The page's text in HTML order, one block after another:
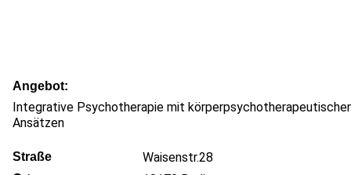
Angebot
Integrative Psychotherapie mit
Ansätzen
Straße Waisenstr.28